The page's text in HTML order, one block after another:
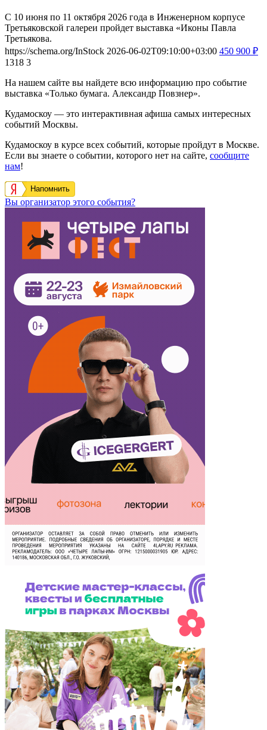
С 10 июня по 11 октября 2026 года в Инженерном корпусе
Третьяковской галереи пройдет выставка «Иконы Павла
Третьякова.
https://schema.org/InStock 2026-06-02T09:10:00+03:00 450 900 ₽
1318 3
На нашем сайте вы найдете всю информацию про событие
выставка «Только бумага. Александр Повзнер».
Кудамоскоу — это интерактивная афиша самых интересных
событий Москвы.
Кудамоскоу в курсе всех событий, которые пройдут в Москве.
Если вы знаете о событии, которого нет на сайте, сообщите
нам!
Напомнить
Вы организатор этого события?